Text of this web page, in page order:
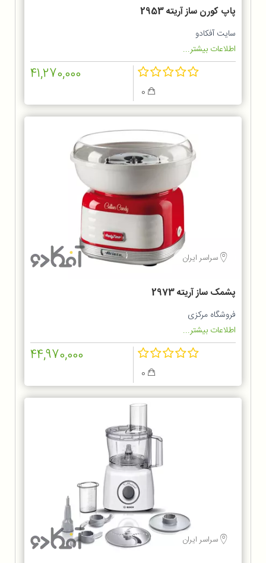
پاپ کورن ساز آریته 2953
سایت آفکادو
اطلاعات بیشتر...
41,270,000
سراسر ایران
پشمک ساز آریته 2973
فروشگاه مرکزی
اطلاعات بیشتر...
44,970,000
سراسر ایران